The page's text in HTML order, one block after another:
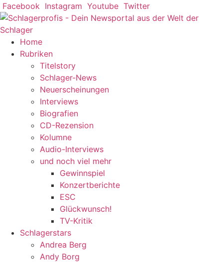
Zum
Inhalt
springen
Facebook Instagram Youtube Twitter
Home
Rubriken
Titelstory
Schlager-News
Neuerscheinungen
Interviews
Biografien
CD-Rezension
Kolumne
Audio-Interviews
und noch viel mehr
Gewinnspiel
Konzertberichte
ESC
Glückwunsch!
TV-Kritik
Schlagerstars
Andrea Berg
Andy Borg